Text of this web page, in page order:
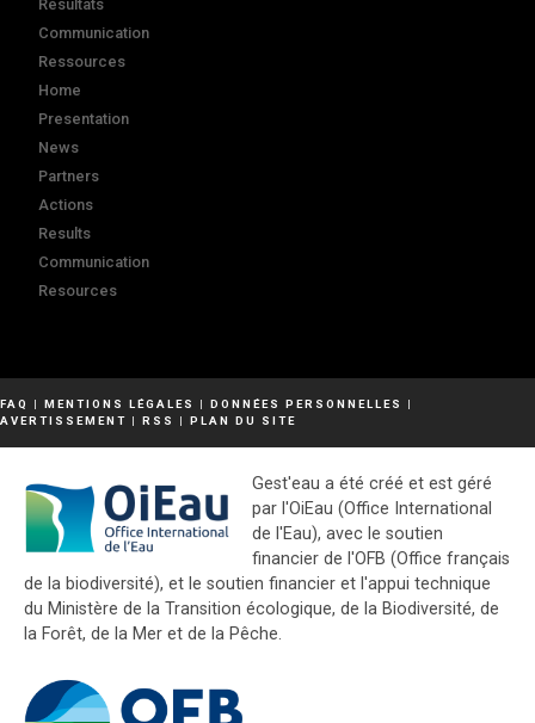
Résultats
Communication
Ressources
Home
Presentation
News
Partners
Actions
Results
Communication
Resources
FAQ | MENTIONS LÉGALES | DONNÉES PERSONNELLES
|
AVERTISSEMENT | RSS | PLAN DU SITE
Gest'eau a été créé et est géré
par l'OiEau (Office International
de l'Eau), avec le soutien
financier de l'OFB (Office français
de la biodiversité), et le soutien financier et l'appui technique
du Ministère de la Transition écologique, de la Biodiversité, de
la Forêt, de la Mer et de la Pêche.